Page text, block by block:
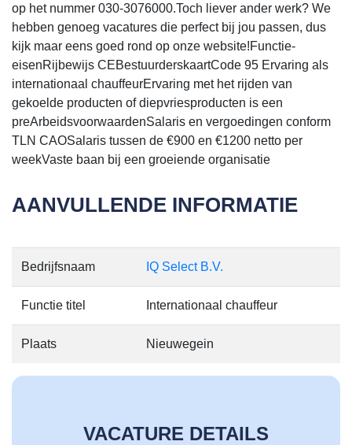
op het nummer 030-3076000.Toch liever ander werk? We
hebben genoeg vacatures die perfect bij jou passen, dus
kijk maar eens goed rond op onze website!Functie-
eisenRijbewijs CEBestuurderskaartCode 95 Ervaring als
internationaal chauffeurErvaring met het rijden van
gekoelde producten of diepvriesproducten is een
preArbeidsvoorwaardenSalaris en vergoedingen conform
TLN CAOSalaris tussen de €900 en €1200 netto per
weekVaste baan bij een groeiende organisatie
AANVULLENDE INFORMATIE
Bedrijfsnaam IQ Select B.V.
Functie titel Internationaal chauffeur
Plaats Nieuwegein
VACATURE DETAILS